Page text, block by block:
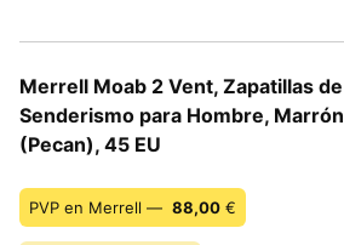
Merrell Moab 2 Vent, Zapatillas de
Senderismo para Hombre, Marrón
(Pecan), 45 EU
PVP en Merrell — 88,00 €